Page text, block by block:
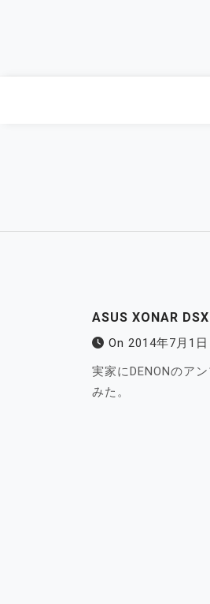
ASUS XONAR DSX
On 2014年7月1日
実家にDENONのア
みた。